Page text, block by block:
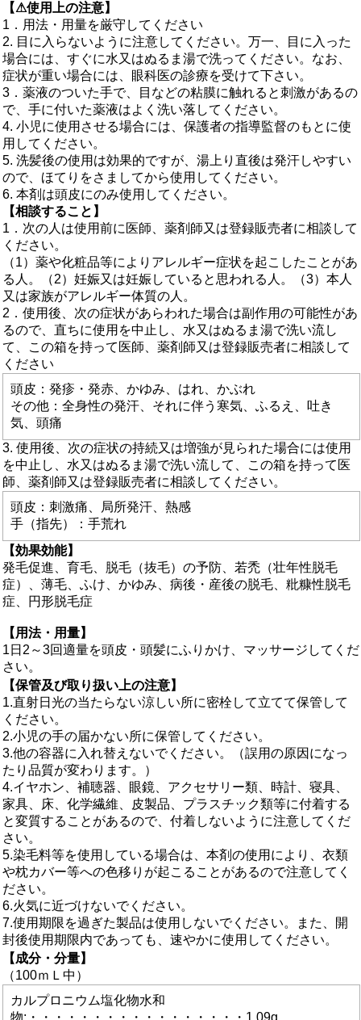
【⚠使用上の注意】
1．用法・用量を厳守してください
2. 目に入らないように注意してください。万一、目に入った
場合には、すぐに水又はぬるま湯で洗ってください。なお、
症状が重い場合には、眼科医の診療を受けて下さい。
3．薬液のついた手で、目などの粘膜に触れると刺激があるの
で、手に付いた薬液はよく洗い落してください。
4. 小児に使用させる場合には、保護者の指導監督のもとに使
用してください。
5. 洗髪後の使用は効果的ですが、湯上り直後は発汗しやすい
ので、ほてりをさましてから使用してください。
6. 本剤は頭皮にのみ使用してください。
【相談すること】
1．次の人は使用前に医師、薬剤師又は登録販売者に相談して
ください。
（1）薬や化粧品等によりアレルギー症状を起こしたことがあ
る人。（2）妊娠又は妊娠していると思われる人。（3）本人
又は家族がアレルギー体質の人。
2．使用後、次の症状があらわれた場合は副作用の可能性があ
るので、直ちに使用を中止し、水又はぬるま湯で洗い流し
て、この箱を持って医師、薬剤師又は登録販売者に相談して
ください
頭皮：発疹・発赤、かゆみ、はれ、かぶれ
その他：全身性の発汗、それに伴う寒気、ふるえ、吐き
気、頭痛
3. 使用後、次の症状の持続又は増強が見られた場合には使用
を中止し、水又はぬるま湯で洗い流して、この箱を持って医
師、薬剤師又は登録販売者に相談してください。
頭皮：刺激痛、局所発汗、熱感
手（指先）：手荒れ
【効果効能】
発毛促進、育毛、脱毛（抜毛）の予防、若禿（壮年性脱毛
症）、薄毛、ふけ、かゆみ、病後・産後の脱毛、粃糠性脱毛
症、円形脱毛症
【用法・用量】
1日2～3回適量を頭皮・頭髪にふりかけ、マッサージしてくだ
さい。
【保管及び取り扱い上の注意】
1.直射日光の当たらない涼しい所に密栓して立てて保管して
ください。
2.小児の手の届かない所に保管してください。
3.他の容器に入れ替えないでください。（誤用の原因になっ
たり品質が変わります。）
4.イヤホン、補聴器、眼鏡、アクセサリー類、時計、寝具、
家具、床、化学繊維、皮製品、プラスチック類等に付着する
と変質することがあるので、付着しないように注意してくだ
さい。
5.染毛料等を使用している場合は、本剤の使用により、衣類
や枕カバー等への色移りが起こることがあるので注意してく
ださい。
6.火気に近づけないでください。
7.使用期限を過ぎた製品は使用しないでください。また、開
封後使用期限内であっても、速やかに使用してください。
【成分・分量】
（100ｍＬ中）
カルプロニウム塩化物水和
物:・・・・・・・・・・・・・・・・・1.09g